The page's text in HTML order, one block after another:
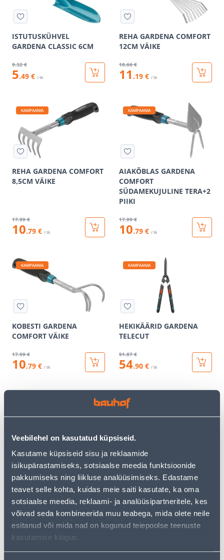
Veebilehel on kasutatud küpsiseid.
Kasutame küpsiseid sisu ja reklaamide
isikupärastamiseks, sotsiaalse meedia funktsioonide
pakkumiseks ning liikluse analüüsimiseks. Edastame
teavet selle kohta, kuidas meie saiti kasutate, ka oma
sotsiaalse meedia, reklaami- ja analüüsipartneritele, kes
võivad seda kombineerida muu teabega, mida olete neile
esitanud või mida nad on kogunud teiepoolse teenuste
kasutamise käigus.
ISTUTUSKÜHVEL
GARDENA CLASSIC 6CM
9.32 €
5.49 € / tk
REHA GARDENA COMFORT
12CM VÄIKE
18.66 €
11 .19 € / tk
KAMPAANIA
REHA GARDENA COMFORT
8,5CM VÄIKE
17.99 €
10.79 € / tk
KAMPAANIA
AIAKÕBLAS GARDENA
COMFORT
SÜDAMEKUJULINE TERA+2
PIIKI
17.99 €
10.79 € / tk
KAMPAANIA
KOBESTI GARDENA
COMFORT VÄIKE
17.99 €
10.79 € / tk
KAMPAANIA
HEKIKÄÄRID GARDENA
TELECUT
91.87 €
54.90 € / tk
TERAD FISKARS QUICKDILL
PINNASEPUURILE L-
SUURUS
46.66 €
23.99 € / tk
AEDNIKU REHA TRUPER
PUIT VARREGA 137CM
13.99 € /tk